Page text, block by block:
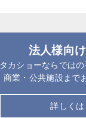
法人様向
タカショーならでは
商業・公共施設まで
詳しくは